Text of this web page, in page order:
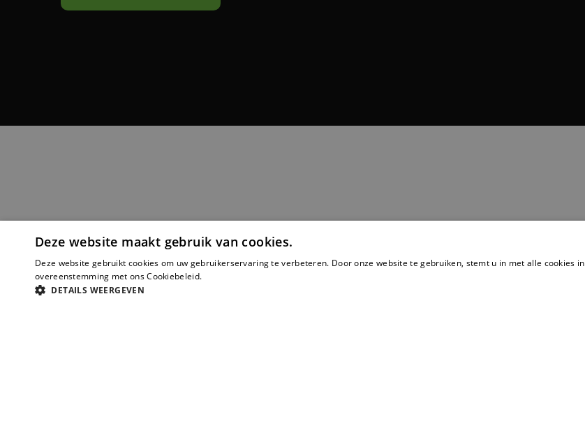
Deze website maakt gebruik van cookies.
Deze website gebruikt cookies om uw gebruikerservaring te verbeteren. Door onze website te gebruiken, stemt u in met alle cookies in
overeenstemming met ons Cookiebeleid.
DETAILS WEERGEVEN